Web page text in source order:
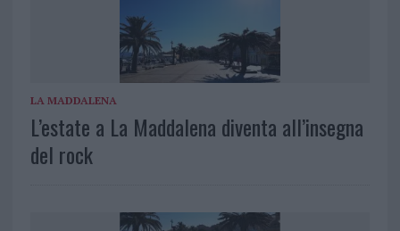
LA MADDALENA
L’estate a La Maddalena diventa all’insegna
del rock